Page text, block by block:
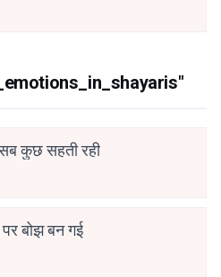
सब कुछ सहती रही
बोझ बन गई